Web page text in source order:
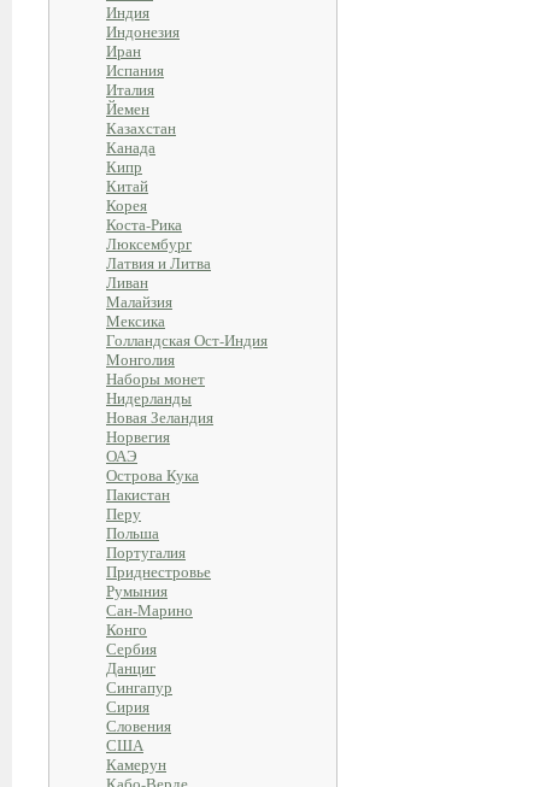
Индия
Индонезия
Иран
Испания
Италия
Йемен
Казахстан
Канада
Кипр
Китай
Корея
Коста-Рика
Люксембург
Латвия и Литва
Ливан
Малайзия
Мексика
Голландская Ост-Индия
Монголия
Наборы монет
Нидерланды
Новая Зеландия
Норвегия
ОАЭ
Острова Кука
Пакистан
Перу
Польша
Португалия
Приднестровье
Румыния
Сан-Марино
Конго
Сербия
Данциг
Сингапур
Сирия
Словения
США
Камерун